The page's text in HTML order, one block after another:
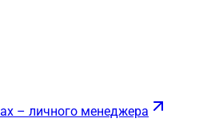
– личного менеджера